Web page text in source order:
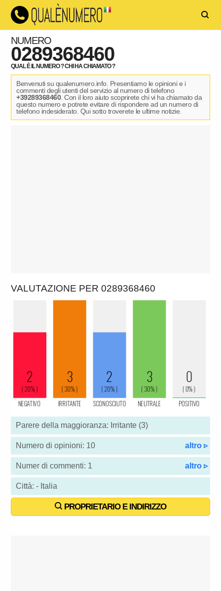
NUMERO
0289368460
QUAL È IL NUMERO ? CHI HA CHIAMATO ?
Benvenuti su qualenumero.info. Presentiamo le opinioni e i
commenti degli utenti del servizio al numero di telefono
+39289368460. Con il loro aiuto scoprirete chi vi ha chiamato da
questo numero e potrete evitare di rispondere ad un numero di
telefono indesiderato. Qui sotto troverete le ultime notizie.
VALUTAZIONE PER 0289368460
Parere della maggioranza: Irritante (3)
Numero di opinioni: 10 altro ▹
Numer di commenti: 1 altro ▹
Città: - Italia
PROPRIETARIO E INDIRIZZO